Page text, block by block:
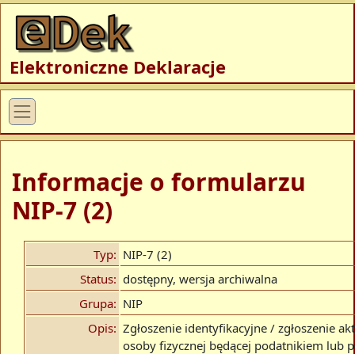
Elektroniczne Deklaracje
Informacje o formularzu
NIP-7 (2)
Typ: NIP-7 (2)
Status: dostępny, wersja archiwalna
Grupa: NIP
Opis: Zgłoszenie identyfikacyjne / zgłoszenie
osoby fizycznej będącej podatnikiem lub